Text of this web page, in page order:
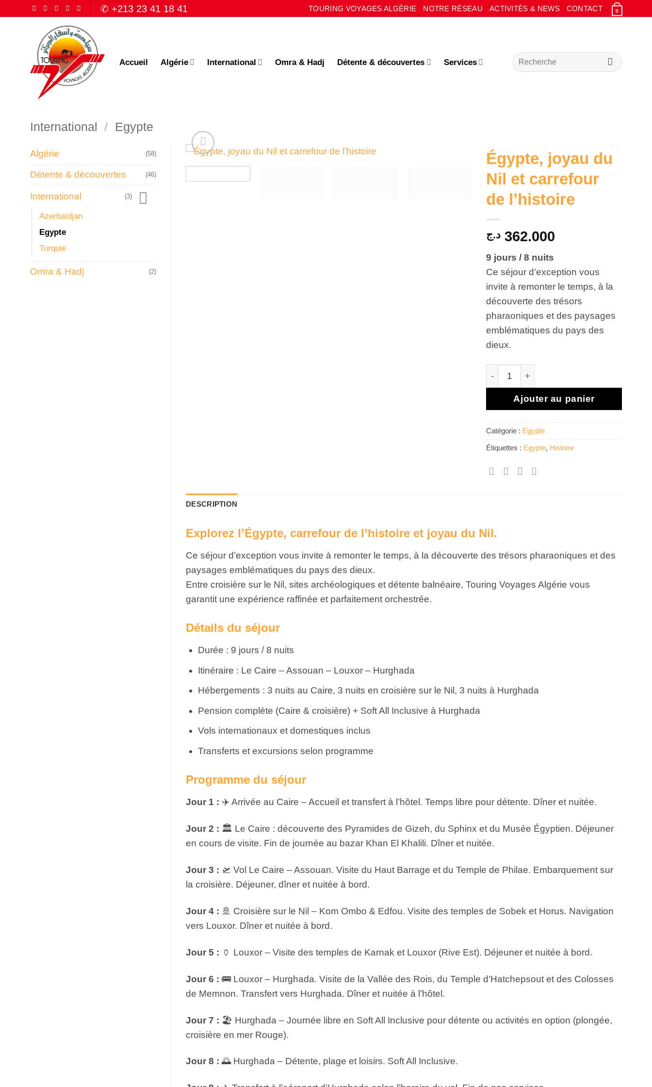
✆ +213 23 41 18 41 TOURING VOYAGES ALGÉRIE NOTRE RÉSEAU ACTIVITÉS & NEWS CONTACT 0
Accueil Algérie International Omra & Hadj Détente & découvertes Services
Recherche
pour :
International / Egypte
Algérie (58)
Détente & découvertes (46)
International (3)
Azerbaïdjan
Egypte
Turquie
Omra & Hadj (2)
Égypte, joyau du
Nil et carrefour
de l’histoire
362.000 د.ج
9 jours / 8 nuits
Ce séjour d’exception vous
invite à remonter le temps, à la
découverte des trésors
pharaoniques et des paysages
emblématiques du pays des
dieux.
Ajouter au panier
Catégorie : Egypte
Étiquettes : Egypte, Histoire
DESCRIPTION
Explorez l’Égypte, carrefour de l’histoire et joyau du Nil.
Ce séjour d’exception vous invite à remonter le temps, à la découverte des trésors pharaoniques et des
paysages emblématiques du pays des dieux.
Entre croisière sur le Nil, sites archéologiques et détente balnéaire, Touring Voyages Algérie vous
garantit une expérience raffinée et parfaitement orchestrée.
Détails du séjour
Durée : 9 jours / 8 nuits
Itinéraire : Le Caire – Assouan – Louxor – Hurghada
Hébergements : 3 nuits au Caire, 3 nuits en croisière sur le Nil, 3 nuits à Hurghada
Pension complète (Caire & croisière) + Soft All Inclusive à Hurghada
Vols internationaux et domestiques inclus
Transferts et excursions selon programme
Programme du séjour
Jour 1 : ✈️ Arrivée au Caire – Accueil et transfert à l’hôtel. Temps libre pour détente. Dîner et nuitée.
Jour 2 : 🏛️ Le Caire : découverte des Pyramides de Gizeh, du Sphinx et du Musée Égyptien. Déjeuner
en cours de visite. Fin de journée au bazar Khan El Khalili. Dîner et nuitée.
Jour 3 : 🛫 Vol Le Caire – Assouan. Visite du Haut Barrage et du Temple de Philae. Embarquement sur
la croisière. Déjeuner, dîner et nuitée à bord.
Jour 4 : 🚢 Croisière sur le Nil – Kom Ombo & Edfou. Visite des temples de Sobek et Horus. Navigation
vers Louxor. Dîner et nuitée à bord.
Jour 5 : 🏺 Louxor – Visite des temples de Karnak et Louxor (Rive Est). Déjeuner et nuitée à bord.
Jour 6 : 🚌 Louxor – Hurghada. Visite de la Vallée des Rois, du Temple d’Hatchepsout et des Colosses
de Memnon. Transfert vers Hurghada. Dîner et nuitée à l’hôtel.
Jour 7 : 🏖️ Hurghada – Journée libre en Soft All Inclusive pour détente ou activités en option (plongée,
croisière en mer Rouge).
Jour 8 : 🌅 Hurghada – Détente, plage et loisirs. Soft All Inclusive.